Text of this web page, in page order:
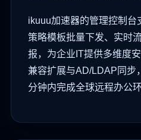
ikuuu加速器的管理控制台
策略模板批量下发、实时
报，为企业IT提供多维度
兼容扩展与AD/LDAP同步
分钟内完成全球远程办公环